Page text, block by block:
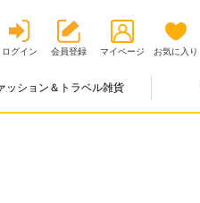
ログイン 会員登録 マイページ お気に入り
ッション＆トラベル雑貨